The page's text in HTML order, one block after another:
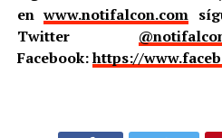
enwww.notifalcon.com
Twitter
Facebook:https://